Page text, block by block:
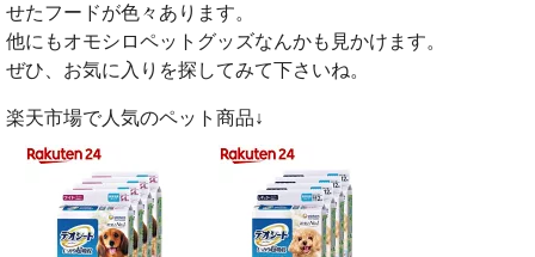
せたフードが色々あります。
他にもオモシロペットグッズなんかも見かけます。
ぜひ、お気に入りを探してみて下さいね。
楽天市場で人気のペット商品↓